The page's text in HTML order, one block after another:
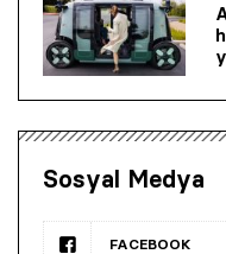
Sosyal Medya
FACEBOOK